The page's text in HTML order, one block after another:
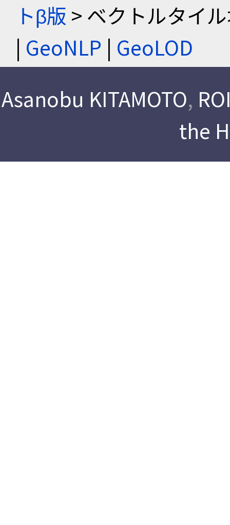
トβ版 > ベクトルタイ
| GeoNLP | GeoLOD
Asanobu KITAMOTO,
the